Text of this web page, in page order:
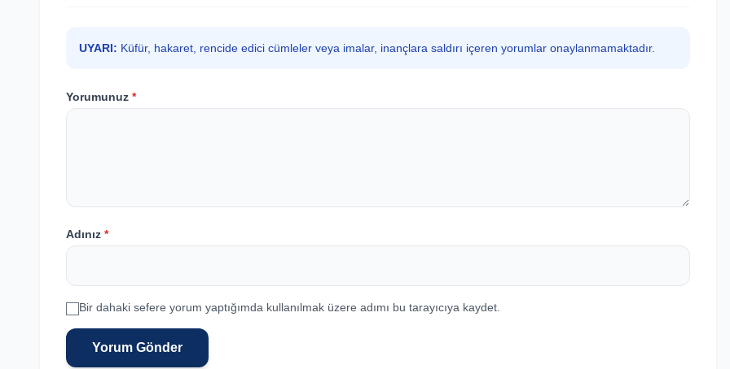
UYARI: Küfür, hakaret, rencide edici cümleler veya imalar, inançlara saldırı içeren yorumlar onaylanmamaktadır.
Yorumunuz *
Adınız *
Bir dahaki sefere yorum yaptığımda kullanılmak üzere adımı bu tarayıcıya kaydet.
Yorum Gönder